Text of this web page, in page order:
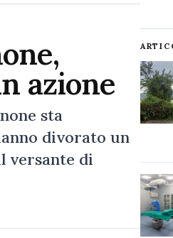
azione
sta
divorato un
versante di